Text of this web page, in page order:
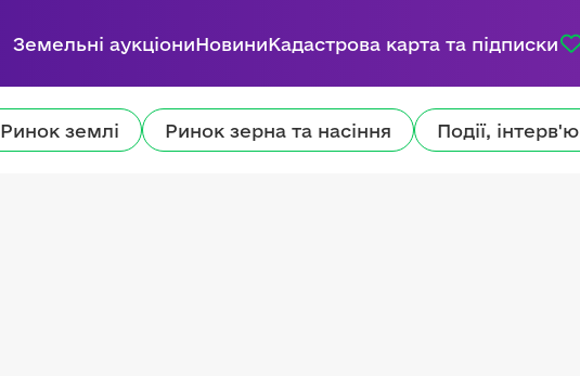
Земельні аукціониНовиниКадастрова карта та підписки
Ринок землі Ринок зерна та насіння Події, інтерв'ю